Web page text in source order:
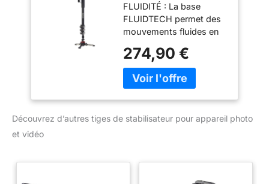
Stabilisateur pour
Appareil Photo et
Vidéo à 4 Sections
en Aluminium, avec
Base Fluide,
Support
Smartphone et
Téléphone
FLUIDITÉ : La base
FLUIDTECH permet des
mouvements fluides en
inclinaison et en rotation,
avec un maximum de
précision, et une plus
les trois pieds
274,90 €
Découvrez d’autres tiges de stabilisateur pour appareil photo
et vidéo